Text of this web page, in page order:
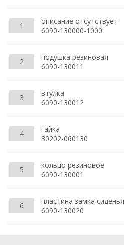
1
описание отсутствует
6090-130000-1000
2
подушка резиновая
6090-130011
3
втулка
6090-130012
4
гайка
30202-060130
5
кольцо резиновое
6090-130001
6
пластина замка сиденья
6090-130020